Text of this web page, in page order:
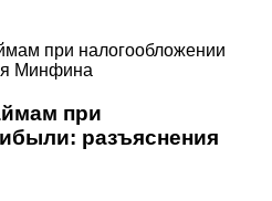
при налогообложении
Минфина
при
разъяснения